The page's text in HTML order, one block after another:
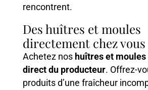
rencontrent.
Des huîtres et moules
directement chez vous
Achetez nos huîtres et
direct du producteur. Offrez-
produits d’une fraîcheur